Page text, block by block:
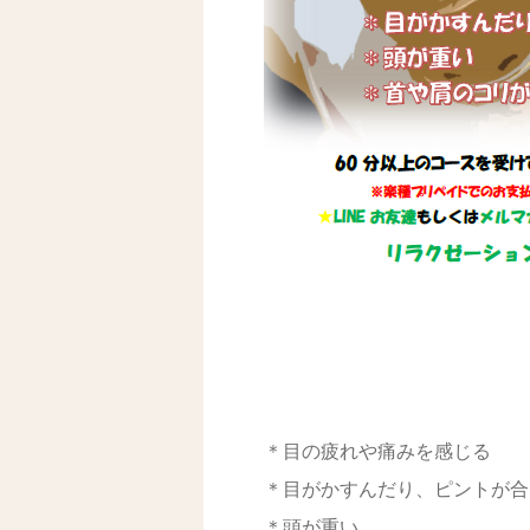
＊目の疲れや痛みを感じる
＊目がかすんだり、ピントが